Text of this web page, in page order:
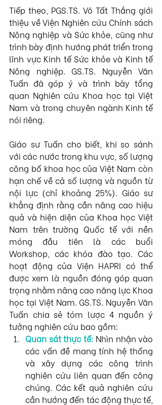
Tiếp theo, PGS.TS. Võ Tất Thắng giới
thiệu về Viện Nghiên cứu Chính sách
Nông nghiệp và Sức khỏe, cũng như
trình bày định hướng phát triển trong
lĩnh vực Kinh tế Sức khỏe và Kinh tế
Nông nghiệp. GS.TS. Nguyễn Văn
Tuấn đã góp ý và trình bày tổng
quan Nghiên cứu Khoa học tại Việt
Nam và trong chuyên ngành Kinh tế
nói riêng.
Giáo sư Tuấn cho biết, khi so sánh
với các nước trong khu vực, số lượng
công bố khoa học của Việt Nam còn
hạn chế về cả số lượng và nguồn từ
nội lực (chỉ khoảng 25%). Giáo sư
khẳng định rằng cần nâng cao hiệu
quả và hiện diện của Khoa học Việt
Nam trên trường Quốc tế với nền
móng đầu tiên là các buổi
Workshop, các khóa đào tạo. Các
hoạt động của Viện HAPRI có thể
được xem là nguồn đóng góp quan
trọng nhằm nâng cao năng lực Khoa
học tại Việt Nam. GS.TS. Nguyễn Văn
Tuấn chia sẻ tóm lược 4 nguồn ý
tưởng nghiên cứu bao gồm:
Quan sát thực tế: Nhìn nhận vào
các vấn đề mang tính hệ thống
và xây dựng các công trình
nghiên cứu liên quan đến công
chúng. Các kết quả nghiên cứu
cần hướng đến tác động thực tế,